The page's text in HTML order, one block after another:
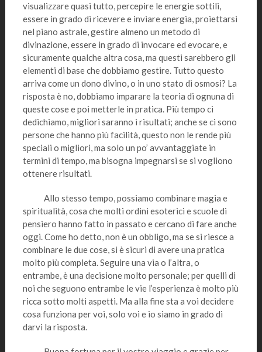
visualizzare quasi tutto, percepire le energie sottili,
essere in grado di ricevere e inviare energia, proiettarsi
nel piano astrale, gestire almeno un metodo di
divinazione, essere in grado di invocare ed evocare, e
sicuramente qualche altra cosa, ma questi sarebbero gli
elementi di base che dobbiamo gestire. Tutto questo
arriva come un dono divino, o in uno stato di osmosi? La
risposta è no, dobbiamo imparare la teoria di ognuna di
queste cose e poi metterle in pratica. Più tempo ci
dedichiamo, migliori saranno i risultati; anche se ci sono
persone che hanno più facilità, questo non le rende più
speciali o migliori, ma solo un po’ avvantaggiate in
termini di tempo, ma bisogna impegnarsi se si vogliono
ottenere risultati.
Allo stesso tempo, possiamo combinare magia e
spiritualità, cosa che molti ordini esoterici e scuole di
pensiero hanno fatto in passato e cercano di fare anche
oggi. Come ho detto, non è un obbligo, ma se si riesce a
combinare le due cose, si è sicuri di avere una pratica
molto più completa. Seguire una via o l’altra, o
entrambe, è una decisione molto personale; per quelli di
noi che seguono entrambe le vie l’esperienza è molto più
ricca sotto molti aspetti. Ma alla fine sta a voi decidere
cosa funziona per voi, solo voi e io siamo in grado di
darvi la risposta.